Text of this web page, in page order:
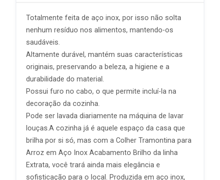
Totalmente feita de aço inox, por isso não solta
nenhum resíduo nos alimentos, mantendo-os
saudáveis.
Altamente durável, mantém suas características
originais, preservando a beleza, a higiene e a
durabilidade do material.
Possui furo no cabo, o que permite incluí-la na
decoração da cozinha.
Pode ser lavada diariamente na máquina de lavar
louças.A cozinha já é aquele espaço da casa que
brilha por si só, mas com a Colher Tramontina para
Arroz em Aço Inox Acabamento Brilho da linha
Extrata, você trará ainda mais elegância e
sofisticação para o local. Produzida em aço inox,